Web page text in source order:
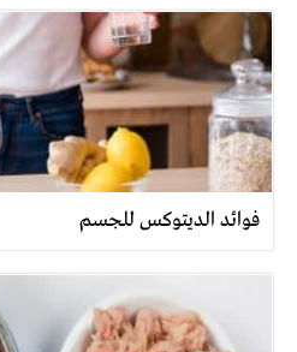
فوائد الديتوكس للجسم